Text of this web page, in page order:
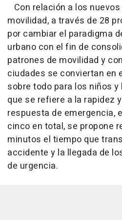
Con relación a los
movilidad, a través de 28
por cambiar el paradigma
urbano con el fin de
patrones de movilidad y
ciudades se conviertan en
sobre todo para los niños
que se refiere a la rapidez
respuesta de emergencia,
cinco en total, se propone
minutos el tiempo que
accidente y la llegada de
de urgencia.